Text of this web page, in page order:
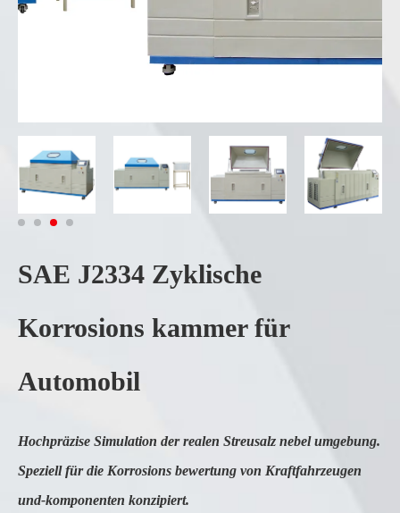
SAE J2334 Zyklische
Korrosions kammer für
Automobil
Hochpräzise Simulation der realen Streusalz nebel umgebung.
Speziell für die Korrosions bewertung von Kraftfahrzeugen
und-komponenten konzipiert.